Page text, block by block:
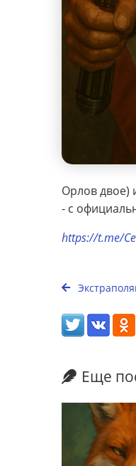
Орлов двое)
- с
https://t.me/
Еще